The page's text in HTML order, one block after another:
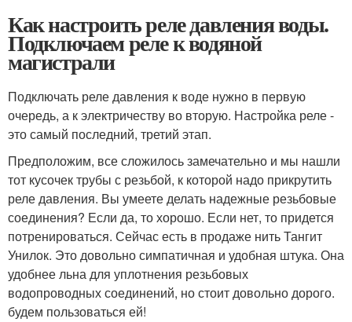
Как настроить реле давления воды.
Подключаем реле к водяной
магистрали
Подключать реле давления к воде нужно в первую
очередь, а к электричеству во вторую. Настройка реле -
это самый последний, третий этап.
Предположим, все сложилось замечательно и мы нашли
тот кусочек трубы с резьбой, к которой надо прикрутить
реле давления. Вы умеете делать надежные резьбовые
соединения? Если да, то хорошо. Если нет, то придется
потренироваться. Сейчас есть в продаже нить Тангит
Унилок. Это довольно симпатичная и удобная штука. Она
удобнее льна для уплотнения резьбовых
водопроводных соединений, но стоит довольно дорого.
будем пользоваться ей!